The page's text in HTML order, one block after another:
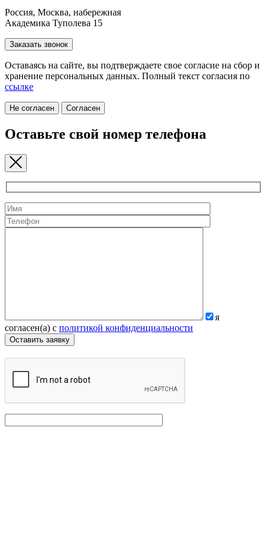
Россия, Москва, набережная
Академика Туполева 15
Заказать звонок
Оставаясь на сайте, вы подтверждаете свое согласие на cбор и
хранение персональных данных. Полный текст согласия по
ссылке
Не согласен Согласен
Оставьте свой номер телефона
я
согласен(а) с политикой конфиденциальности